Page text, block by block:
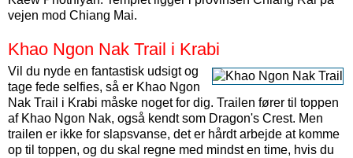
vejen mod Chiang Mai.
Khao Ngon Nak Trail i Krabi
Vil du nyde en fantastisk udsigt og
tage fede selfies, så er Khao Ngon
Nak Trail i Krabi måske noget for dig. Trailen fører til toppen
af Khao Ngon Nak, også kendt som Dragon's Crest. Men
trailen er ikke for slapsvanse, det er hårdt arbejde at komme
op til toppen, og du skal regne med mindst en time, hvis du